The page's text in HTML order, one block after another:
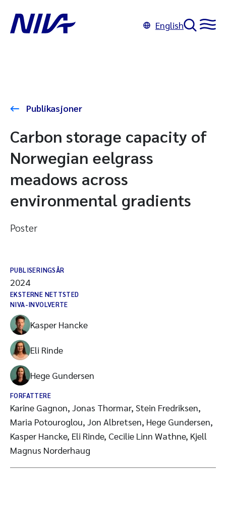
English
Publikasjoner
Carbon storage capacity of
Norwegian eelgrass
meadows across
environmental gradients
Poster
PUBLISERINGSÅR
2024
EKSTERNE NETTSTED
NIVA-INVOLVERTE
Kasper Hancke
Eli Rinde
Hege Gundersen
FORFATTERE
Karine Gagnon, Jonas Thormar, Stein Fredriksen,
Maria Potouroglou, Jon Albretsen, Hege Gundersen,
Kasper Hancke, Eli Rinde, Cecilie Linn Wathne, Kjell
Magnus Norderhaug